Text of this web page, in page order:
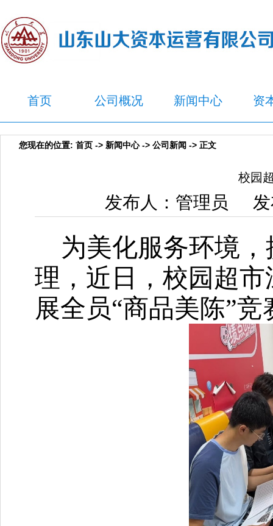
首页 公司概况 新闻中心 资
您现在的位置: 首页 -> 新闻中心-> 公司新闻 -> 正文
校园
发布人：管理员
为美化服务环境
理，近日，校园超市
展全员“商品美陈”竞